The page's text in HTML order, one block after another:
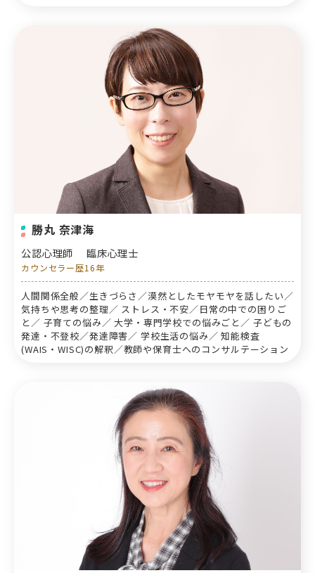
勝丸 奈津海
公認心理師 臨床心理士
カウンセラー歴16年
人間関係全般／生きづらさ／漠然としたモヤモヤを話したい／
気持ちや思考の整理／ ストレス・不安／日常の中での困りご
と／ 子育ての悩み／ 大学・専門学校での悩みごと／ 子どもの
発達・不登校／発達障害／ 学校生活の悩み／ 知能検査
(WAIS・WISC)の解釈／教師や保育士へのコンサルテーション